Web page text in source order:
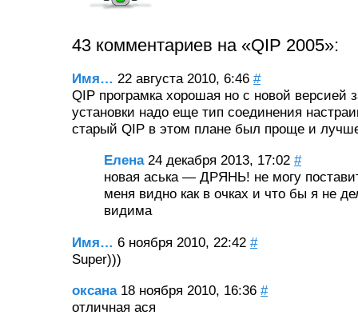
43 комментариев на «QIP 2005»:
Имя… 22 августа 2010, 6:46 #
QIP програмка хорошая но с новой версией
установки надо еще тип соединения
старый QIP в этом плане был проще и
Елена 24 декабря 2013, 17:02 #
новая аська — ДРЯНЬ! не могу
меня видно как в очках и что бы я не
видима
Имя… 6 ноября 2010, 22:42 #
Super)))
оксана 18 ноября 2010, 16:36 #
отличная ася